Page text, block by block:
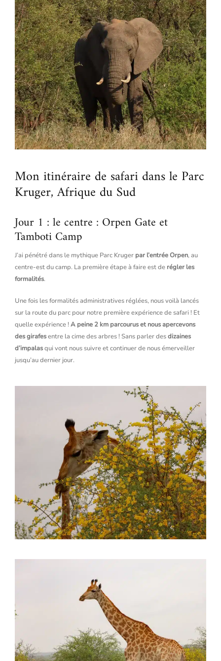
Mon itinéraire de safari dans le Parc
Kruger, Afrique du Sud
Jour 1 : le centre : Orpen Gate et
Tamboti Camp
J’ai pénétré dans le mythique Parc Kruger par l’entrée Orpen, au
centre-est du camp. La première étape à faire est de régler les
formalités.
Une fois les formalités administratives réglées, nous voilà lancés
sur la route du parc pour notre première expérience de safari ! Et
quelle expérience ! A peine 2 km parcourus et nous apercevons
des girafesentre la cime des arbres ! Sans parler desdizaines
d’impalasqui vont nous suivre et continuer de nous émerveiller
jusqu’au dernier jour.